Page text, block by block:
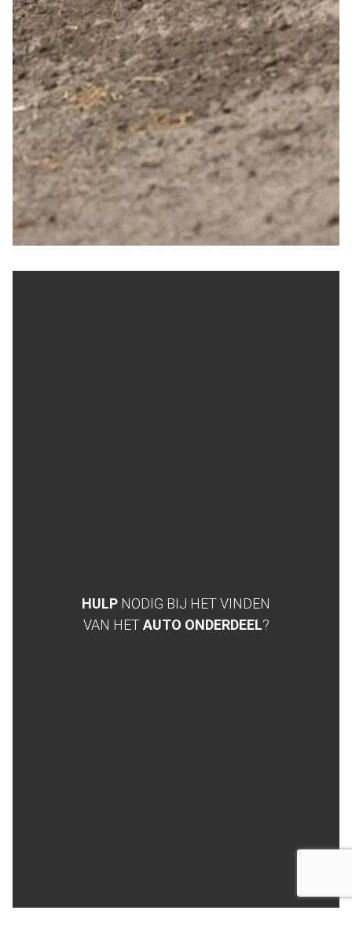
HULP NODIG BIJ HET VINDEN
VAN HETAUTO ONDERDEEL?